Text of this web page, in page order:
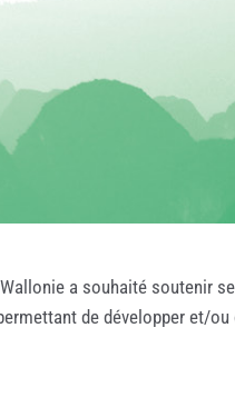
a souhaité soutenir
de développer et/ou